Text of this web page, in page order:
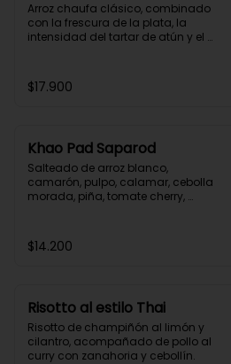
Arroz chaufa clásico, combinado
con la frescura de la plata, la
intensidad del tartar de atún y el
$17.900
Khao Pad Saparod
Salteado de arroz blanco,
camarón, pulpo, calamar, cebolla
morada, piña, tomate cherry,
teriyaki. (Picante bajo)
Importante: Este platillo se envía en
$14.200
Risotto al estilo Thai
Risotto de champiñón al limón y
cilantro, acompañado de pollo al
curry con zanahoria y cebollín.